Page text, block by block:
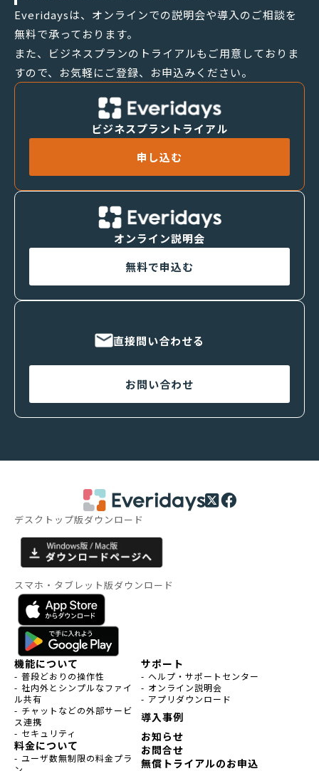
Everidaysは、オンラインでの説明会や導入のご相談を
無料で承っております。
また、ビジネスプランのトライアルもご用意しておりま
すので、お気軽にご登録、お申込みください。
ビジネスプラントライアル
申し込む
オンライン説明会
無料で申込む
直接問い合わせる
お問い合わせ
デスクトップ版ダウンロード
スマホ・タブレット版ダウンロード
機能について
- 普段どおりの操作性
- 社内外とシンプルなファイ
ル共有
- チャットなどの外部サービ
ス連携
- セキュリティ
料金について
- ユーザ数無制限の料金プラ
サポート
- ヘルプ・サポートセンター
- オンライン説明会
- アプリダウンロード
導入事例
お知らせ
お問合せ
無償トライアルのお申込